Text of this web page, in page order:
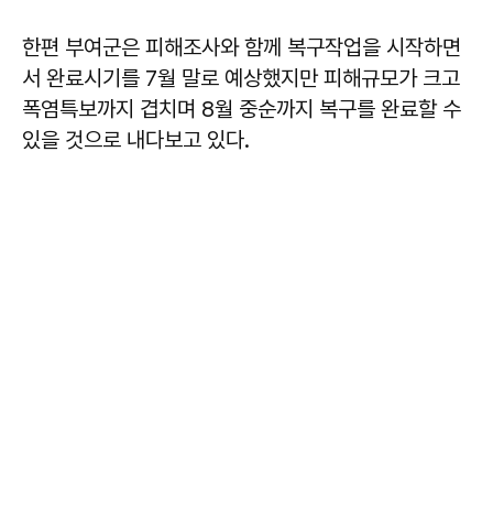
한편 부여군은 피해조사와 함께 복구작업을 시작하면
서 완료시기를 7월 말로 예상했지만 피해규모가 크고
폭염특보까지 겹치며 8월 중순까지 복구를 완료할 수
있을 것으로 내다보고 있다.